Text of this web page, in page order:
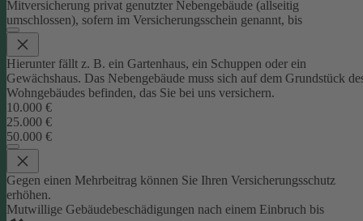
Mitversicherung privat genutzter Nebengebäude (allseitig
umschlossen), sofern im Versicherungsschein genannt, bis
Hierunter fällt z. B. ein Gartenhaus, ein Schuppen oder ein
Gewächshaus. Das Nebengebäude muss sich auf dem Grundstück
Wohngebäudes befinden, das Sie bei uns versichern.
10.000 €
25.000 €
50.000 €
Gegen einen Mehrbeitrag können Sie Ihren Versicherungsschutz
erhöhen.
Mutwillige Gebäudebeschädigungen nach einem Einbruch bis